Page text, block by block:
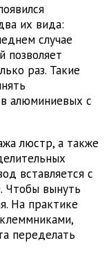
их вида:
случае
позволяет
раз. Такие
алюминиевых с
люстр, а также
вставляется с
Чтобы вынуть
На практике
переделать